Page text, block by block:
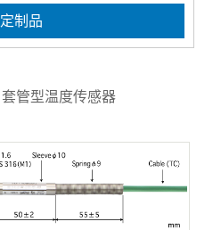
定制品
套管型温度传感器